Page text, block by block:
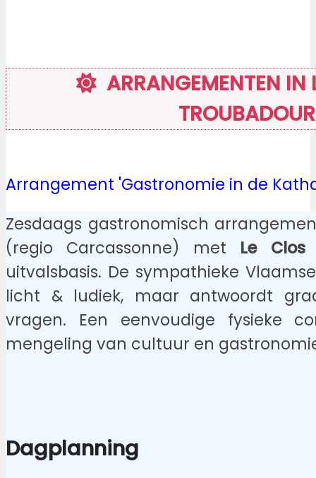
ARRANGEMENTEN IN
Arrangement 'Gastronomie in de
Zesdaags gastronomisch
(regio Carcassonne) met Le Clos
uitvalsbasis. De sympathieke
licht & ludiek, maar antwoordt
vragen. Een eenvoudige fysieke
mengeling van cultuur en
Dagplanning